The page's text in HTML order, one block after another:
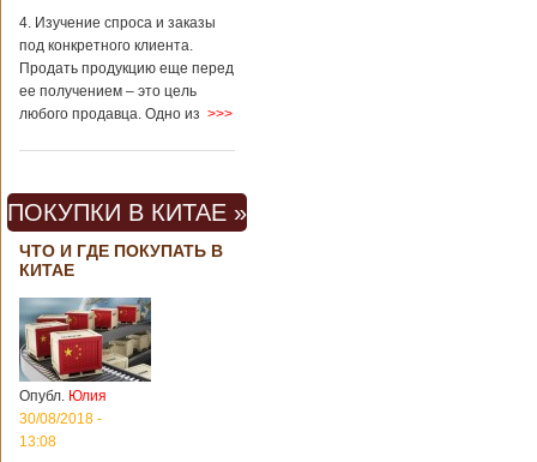
4. Изучение спроса и заказы
под конкретного клиента.
Продать продукцию еще перед
ее получением – это цель
любого продавца. Одно из >>>
ПОКУПКИ В КИТАЕ »
ЧТО И ГДЕ ПОКУПАТЬ В
КИТАЕ
Опубл. Юлия
30/08/2018 -
13:08